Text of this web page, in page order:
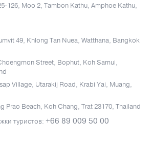
126, Moo 2, Tambon Kathu, Amphoe Kathu,
49, Khlong Tan Nuea, Watthana, Bangkok
Street, Bophut, Koh Samui,
Village, Utarakij Road, Krabi Yai, Muang,
Prao Beach, Koh Chang, Trat 23170, Thailand
туристов: +66 89 009 50 00